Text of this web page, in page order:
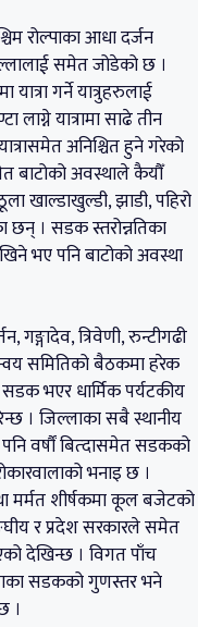
रोल्पाका आधा दर्जन
समेत जोडेको छ ।
गर्ने यात्रुहरुलाई
लाग्ने यात्रामा साढे तीन
अनिश्चित हुने गरेको
बाटोको अवस्थाले कैयौँ
खाल्डाखुल्डी, झाडी, पहिरो
छन् । सडक स्तरोन्नतिका
भए पनि बाटोको अवस्था
गङ्गादेव, त्रिवेणी, रुन्टीगढी
समितिको बैठकमा हरेक
भएर धार्मिक पर्यटकीय
। जिल्लाका सबै स्थानीय
वर्षौं बित्दासमेत सडकको
भनाइ छ ।
मर्मत शीर्षकमा कूल बजेटको
र प्रदेश सरकारले समेत
देखिन्छ । विगत पाँच
सडकको गुणस्तर भने
।